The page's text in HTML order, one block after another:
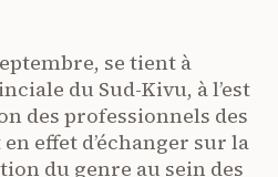
se tient à
du Sud-Kivu, à l’est
des professionnels des
effet d’échanger sur la
du genre au sein des